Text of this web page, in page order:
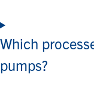
Which
pumps?